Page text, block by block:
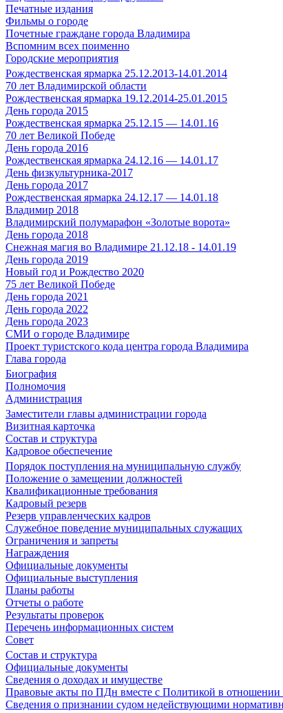
Печатные издания
Фильмы о городе
Почетные граждане города Владимира
Вспомним всех поименно
Городские мероприятия
Рождественская ярмарка 25.12.2013-14.01.2014
70 лет Владимирской области
Рождественская ярмарка 19.12.2014-25.01.2015
День города 2015
Рождественская ярмарка 25.12.15 — 14.01.16
70 лет Великой Победе
День города 2016
Рождественская ярмарка 24.12.16 — 14.01.17
День физкультурника-2017
День города 2017
Рождественская ярмарка 24.12.17 — 14.01.18
Владимир 2018
Владимирский полумарафон «Золотые ворота»
День города 2018
Снежная магия во Владимире 21.12.18 - 14.01.19
День города 2019
Новый год и Рождество 2020
75 лет Великой Победе
День города 2021
День города 2022
День города 2023
СМИ о городе Владимире
Проект туристского кода центра города Владимира
Глава города
Биография
Полномочия
Администрация
Заместители главы администрации города
Визитная карточка
Состав и структура
Кадровое обеспечение
Порядок поступления на муниципальную службу
Положение о замещении должностей
Квалификационные требования
Кадровый резерв
Резерв управленческих кадров
Служебное поведение муниципальных служащих
Ограничения и запреты
Награждения
Официальные документы
Официальные выступления
Планы работы
Отчеты о работе
Результаты проверок
Перечень информационных систем
Совет
Состав и структура
Официальные документы
Сведения о доходах и имуществе
Правовые акты по ПДн вместе с Политикой в
Сведения о признании судом недействующими